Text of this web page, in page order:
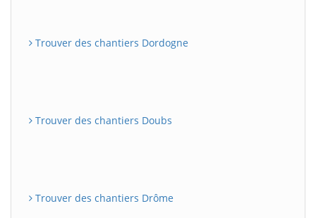
Trouver des chantiers Dordogne
Trouver des chantiers Doubs
Trouver des chantiers Drôme